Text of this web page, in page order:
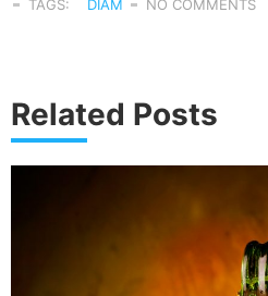
TAGS:
DIAM NO COMMENTS
Related Posts